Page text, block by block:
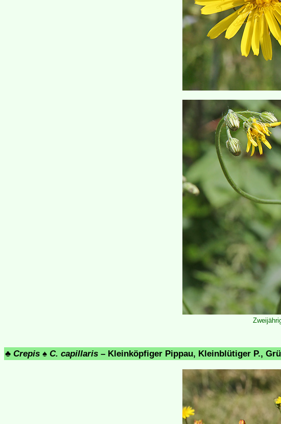
♣ Crepis ♠ C. capillaris – Kleinköpfiger Pippau, Kleinblütiger P.,